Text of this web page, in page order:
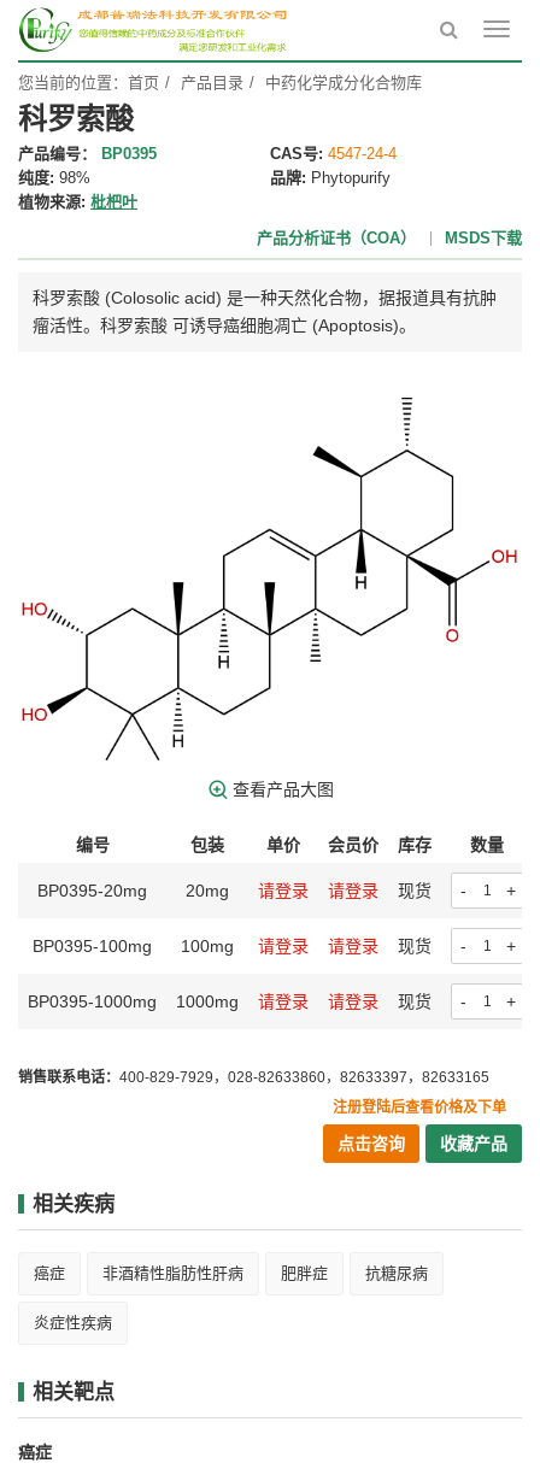
您当前的位置： 首页 产品目录 中药化学成分化合物库
科罗索酸
产品编号： BP0395 CAS号: 4547-24-4
纯度: 98% 品牌: Phytopurify
植物来源: 枇杷叶
产品分析证书（COA）
MSDS下载
科罗索酸 (Colosolic acid) 是一种天然化合物，据报道具有抗肿
瘤活性。科罗索酸 可诱导癌细胞凋亡 (Apoptosis)。
查看产品大图
编号 包装 单价 会员价 库存 数量
BP0395-20mg 20mg 请登录 请登录 现货 - +
BP0395-100mg 100mg 请登录 请登录 现货 - +
BP0395-1000mg 1000mg 请登录 请登录 现货 - +
销售联系电话： 400-829-7929，028-82633860，82633397，82633165
注册登陆后查看价格及下单
点击咨询 收藏产品
相关疾病
癌症 非酒精性脂肪性肝病 肥胖症 抗糖尿病
炎症性疾病
相关靶点
癌症